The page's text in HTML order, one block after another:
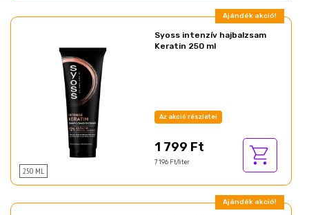
Ajándék akció!
250 ML
Syoss intenzív hajbalzsam
Keratin 250 ml
Az akció részletei
1 799 Ft
7 196 Ft/liter
Ajándék akció!